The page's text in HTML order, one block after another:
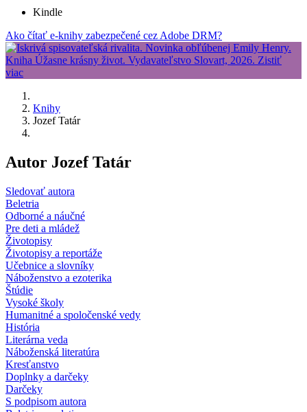
Kindle
Ako čítať e-knihy zabezpečené cez Adobe DRM?
Knihy
Jozef Tatár
Autor Jozef Tatár
Sledovať autora
Beletria
Odborné a náučné
Pre deti a mládež
Životopisy
Životopisy a reportáže
Učebnice a slovníky
Náboženstvo a ezoterika
Štúdie
Vysoké školy
Humanitné a spoločenské vedy
História
Literárna veda
Náboženská literatúra
Kresťanstvo
Doplnky a darčeky
Darčeky
S podpisom autora